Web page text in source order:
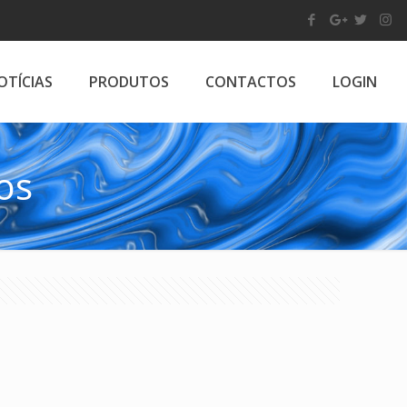
PRODUTOS CONTACTOS LOGIN